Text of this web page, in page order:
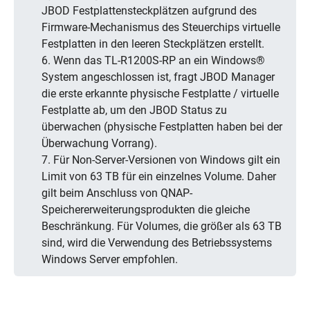
JBOD Festplattensteckplätzen aufgrund des
Firmware-Mechanismus des Steuerchips virtuelle
Festplatten in den leeren Steckplätzen erstellt.
6. Wenn das TL-R1200S-RP an ein Windows®
System angeschlossen ist, fragt JBOD Manager
die erste erkannte physische Festplatte / virtuelle
Festplatte ab, um den JBOD Status zu
überwachen (physische Festplatten haben bei der
Überwachung Vorrang).
7. Für Non-Server-Versionen von Windows gilt ein
Limit von 63 TB für ein einzelnes Volume. Daher
gilt beim Anschluss von QNAP-
Speichererweiterungsprodukten die gleiche
Beschränkung. Für Volumes, die größer als 63 TB
sind, wird die Verwendung des Betriebssystems
Windows Server empfohlen.